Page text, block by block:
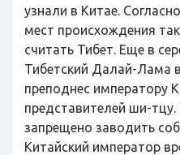
узнали в Китае.
мест происхождения
считать Тибет. Еще в
Тибетский Далай-Лама
преподнес императору
представителей ши-
запрещено заводить
Китайский император